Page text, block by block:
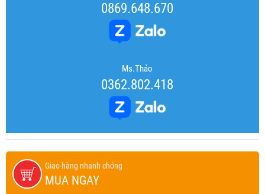
0869.648.670
Ms.Thảo
0362.802.418
Giao hàng nhanh chóng
MUA NGAY